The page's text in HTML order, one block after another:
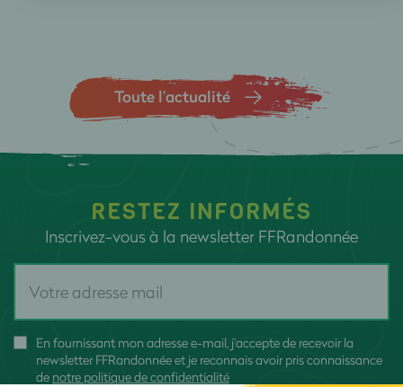
Toute l’actualité
RESTEZ INFORMÉS
Inscrivez-vous à la newsletter FFRandonnée
En fournissant mon adresse e-mail, j'accepte de recevoir la
newsletter FFRandonnée et je reconnais avoir pris connaissance
de notre politique de confidentialité